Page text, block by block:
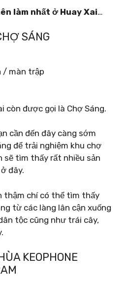
làm nhất ở Huay Xai…
SÁNG
/ màn trập
còn được gọi là Chợ Sáng.
cần đến đây càng sớm
để trải nghiệm khu chợ
sẽ tìm thấy rất nhiều sản
đây.
thậm chí có thể tìm thấy
từ các làng lân cận xuống
tộc cũng như trái cây,
KEOPHONE